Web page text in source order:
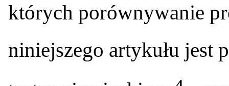
których porównywanie
niniejszego artykułu jest